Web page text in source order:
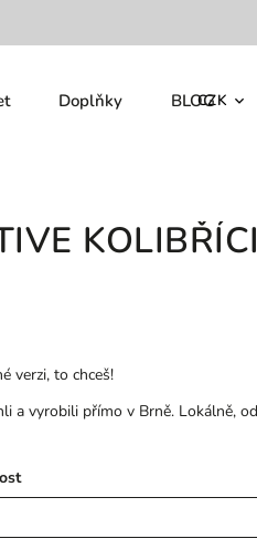
CZK
Doplňky BLOG
verzi, to chceš!
a vyrobili přímo v Brně. Lokálně,